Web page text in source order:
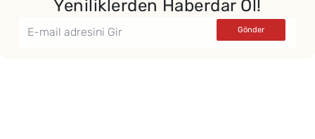
Yeniliklerden Haberdar Ol!